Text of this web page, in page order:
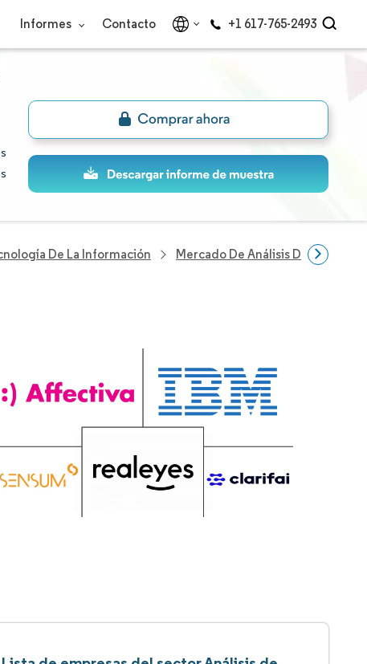
Informes Contacto +1 617-765-2493
De La Información Mercado De Análisis De